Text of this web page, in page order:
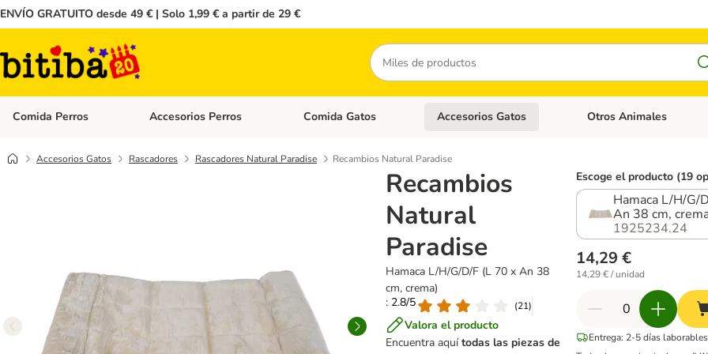
ENVÍO GRATUITO desde 49 € | Solo 1,99 € a partir de 29 €
Buscar
Comida Perros Menú de categoria abierto: Comida Perros
Accesorios Perros Menú de categoria abierto: Accesorios Perros
Comida Gatos Menú de categoria abierto: Comida Gatos
Accesorios Gatos Menú de categoria abierto:
Otros Animales
Accesorios Gatos Rascadores Rascadores Natural Paradise Recambios Natural Paradise
Recambios
Natural
Paradise
Hamaca L/H/G/D/F (L 70 x An 38
cm, crema)
: 2.8/5
(21)
Valora el producto
Encuentra aquítodas las piezas de
Escoge el producto (19
Hamaca L/H/G/
An 38 cm,
1925234.24
14,29 €
14,29 € / unidad
Entrega: 2-5 días laborables